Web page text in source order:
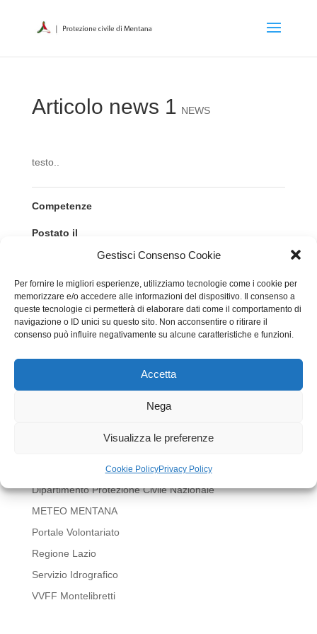
Gestisci Consenso Cookie
Per fornire le migliori esperienze, utilizziamo tecnologie come i cookie per
memorizzare e/o accedere alle informazioni del dispositivo. Il consenso a
queste tecnologie ci permetterà di elaborare dati come il comportamento di
navigazione o ID unici su questo sito. Non acconsentire o ritirare il
consenso può influire negativamente su alcune caratteristiche e funzioni.
Accetta
Nega
Visualizza le preferenze
Cookie PolicyPrivacy Policy
Articolo news 1 NEWS
testo..
Competenze
Postato il
← Numeri utili COLONNA MOBILE EMILIA ROMAGNA
Invia commento
Corpo Forestale dello Stato
Dipartimento Protezione Civile Nazionale
METEO MENTANA
Portale Volontariato
Regione Lazio
Servizio Idrografico
VVFF Montelibretti